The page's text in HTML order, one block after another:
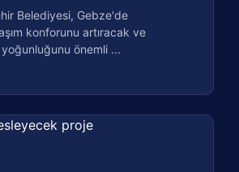
Belediyesi, Gebze'de
konforunu artıracak ve
önemli ...